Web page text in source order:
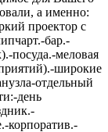
а именно:
проектор с
бар.-
посуда.-меловая
широкие
отдельный
день
корпоратив.-